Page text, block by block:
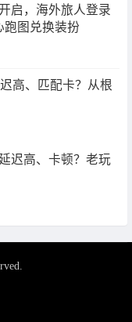
启，海外旅人登录
跑图兑换装扮
高、匹配卡？从根
迟高、卡顿？老玩